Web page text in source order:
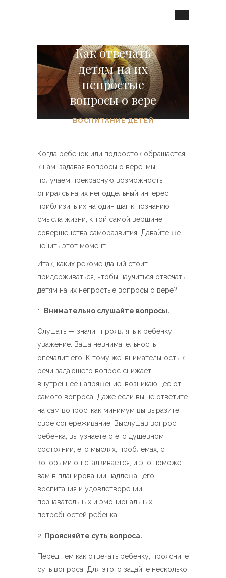
Как отвечать
детям на их
непростые
вопросы о вере
ВОСПИТАНИЕ ДЕТЕЙ
Когда ребенок или подросток обращается
к нам, задавая вопросы о вере, мы
получаем прекрасную возможность,
опираясь на их неподдельный интерес,
приблизить их на один шаг к познанию
смысла жизни, к той самой вершине
совершенства саморазвития. Давайте же
ценить этот момент.
Итак, каких рекомендаций стоит
придерживаться, чтобы научиться отвечать
детям на их непростые вопросы о вере?
Внимательно слушайте вопросы.
Слушать — значит проявлять к ребенку
уважение. Ваша невнимательность
опечалит его. К тому же, внимательность к
речи задающего вопрос снижает
внутреннее напряжение, возникающее от
самого вопроса. Даже если вы не ответите
на сам вопрос, как минимум вы выразите
свое сопереживание. Выслушав вопрос
ребенка, вы узнаете о его душевном
состоянии, его мыслях, проблемах, с
которыми он сталкивается, и это поможет
вам в планировании надлежащего
воспитания и удовлетворении
познавательных и эмоциональных
потребностей ребенка.
Проясняйте суть вопроса.
Перед тем как отвечать ребенку, проясните
суть вопроса. Для этого задайте несколько